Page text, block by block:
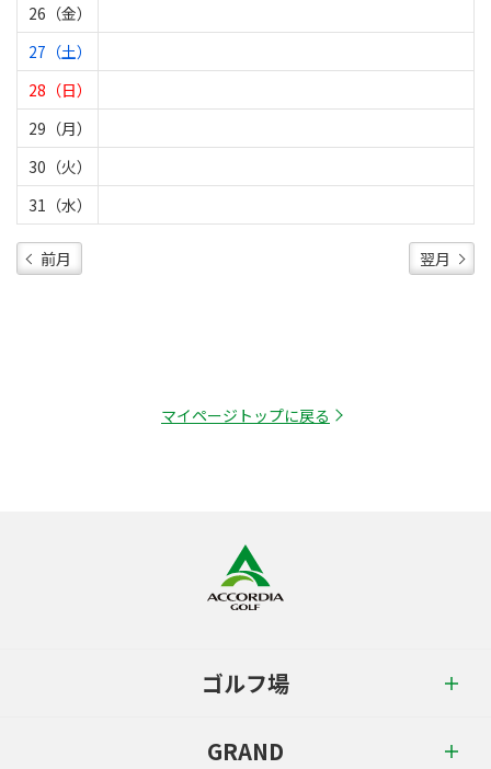
26（金）
27（土）
28（日）
29（月）
30（火）
31（水）
前月 翌月
マイページトップに戻る
ゴルフ場
GRAND